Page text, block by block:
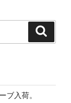
ブ入荷。